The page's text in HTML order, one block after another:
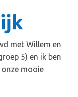
met Willem en
5) en ik ben
mooie